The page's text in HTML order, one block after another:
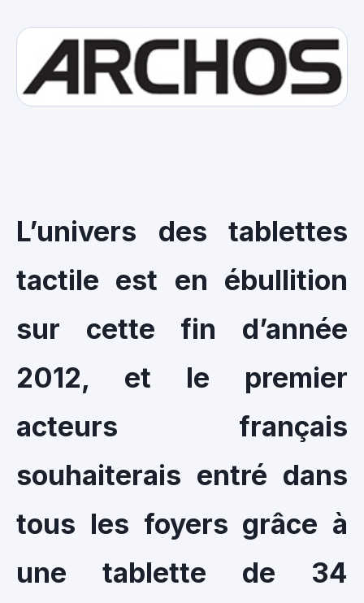
L’univers des tablettes
tactile est en ébullition
sur cette fin d’année
2012, et le premier
acteurs français
souhaiterais entré dans
tous les foyers grâce à
une tablette de 34